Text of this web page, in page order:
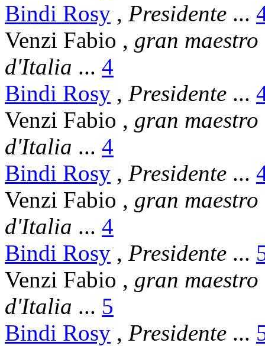
Bindi Rosy , Presidente ...
Venzi Fabio , gran
d'Italia ... 4
Bindi Rosy , Presidente ...
Venzi Fabio , gran
d'Italia ... 4
Bindi Rosy , Presidente ...
Venzi Fabio , gran
d'Italia ... 4
Bindi Rosy , Presidente ...
Venzi Fabio , gran
d'Italia ... 5
Bindi Rosy , Presidente ...